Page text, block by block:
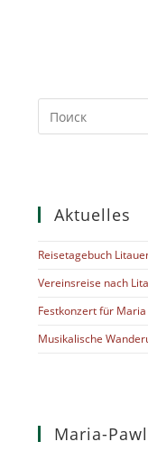
Aktuelles
Reisetagebuch
Vereinsreise nach
Festkonzert für
Musikalische
Maria-